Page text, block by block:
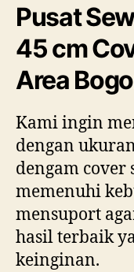
Pusat
45 cm
Area
Kami ingin
dengan
dengam cover
memenuhi
mensuport
hasil terbaik
keinginan.